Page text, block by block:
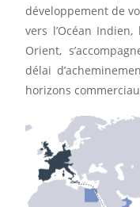
développement de
vers l’Océan Indien,
Orient,
délai
horizons